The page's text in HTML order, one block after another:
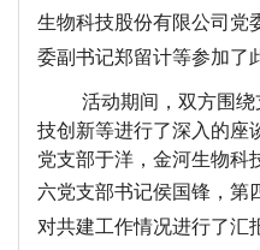
生物科技股份有限公司党
委副书记郑留计等参加了
活动期间，双方围
技创新等进行了深入的座
党支部于洋，金河生物科
六党支部书记侯国锋， 第
对共建工作情况进行了汇